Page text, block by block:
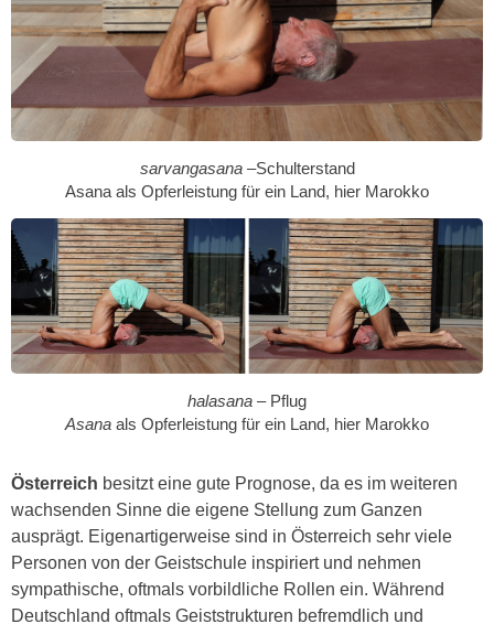
sarvangasana –Schulterstand
Asana als Opferleistung für ein Land, hier Marokko
halasana – Pflug
Asana als Opferleistung für ein Land, hier Marokko
Österreich besitzt eine gute Prognose, da es im weiteren
wachsenden Sinne die eigene Stellung zum Ganzen
ausprägt. Eigenartigerweise sind in Österreich sehr viele
Personen von der Geistschule inspiriert und nehmen
sympathische, oftmals vorbildliche Rollen ein. Während
Deutschland oftmals Geiststrukturen befremdlich und